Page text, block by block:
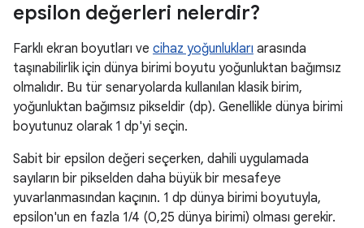
epsilon değerleri nelerdir?
Farklı ekran boyutları ve cihaz yoğunlukları arasında
taşınabilirlik için dünya birimi boyutu yoğunluktan bağımsız
olmalıdır. Bu tür senaryolarda kullanılan klasik birim,
yoğunluktan bağımsız pikseldir (dp). Genellikle dünya birimi
boyutunuz olarak 1 dp'yi seçin.
Sabit bir epsilon değeri seçerken, dahili uygulamada
sayıların bir pikselden daha büyük bir mesafeye
yuvarlanmasından kaçının. 1 dp dünya birimi boyutuyla,
epsilon'un en fazla 1/4 (0,25 dünya birimi) olması gerekir.